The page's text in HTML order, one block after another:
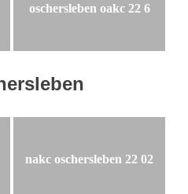
oschersleben oakc 22 6
nakc oschersleben 22 02